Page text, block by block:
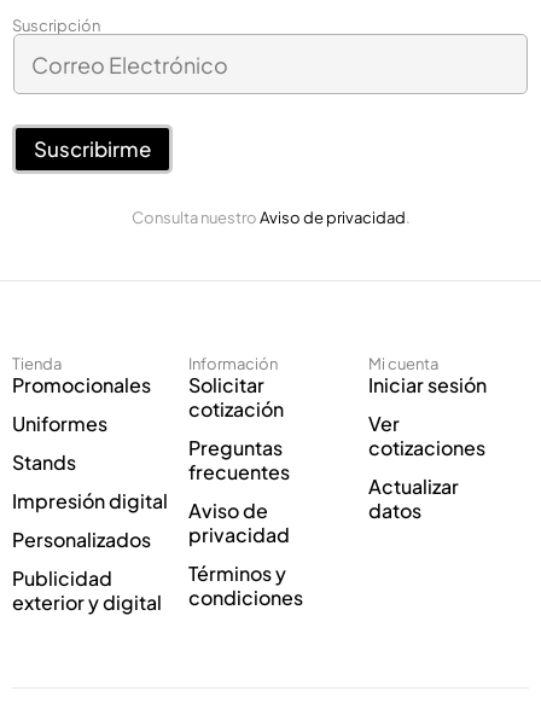
Suscripción
C
e
C
e
C
r
r
o
c
n
i
c
o
*
Suscribirme
Consulta nuestroAviso de privacidad.
Tienda
Promocionales
Uniformes
Stands
Impresión digital
Personalizados
Publicidad
exterior y digital
Información
Solicitar
cotización
Preguntas
frecuentes
Aviso de
privacidad
Términos y
condiciones
Mi cuenta
Iniciar sesión
Ver
cotizaciones
Actualizar
datos